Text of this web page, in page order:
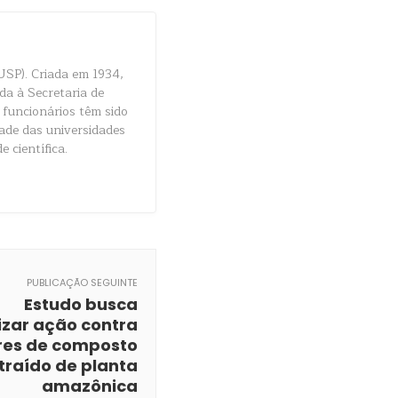
Criada em 1934,
à Secretaria de
têm sido
das universidades
científica.
PUBLICAÇÃO SEGUINTE
Estudo busca
ação contra
de composto
de planta
amazônica